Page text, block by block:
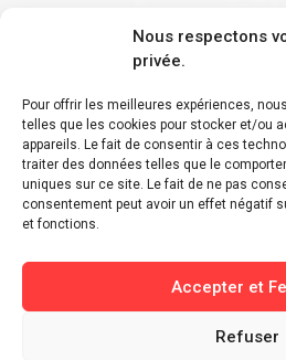
Nous respectons
privée.
Pour offrir les meilleures expériences,
telles que les cookies pour stocker et/ou
appareils. Le fait de consentir à ces
traiter des données telles que le
uniques sur ce site. Le fait de ne pas
consentement peut avoir un effet négatif
et fonctions.
Accepter et
Refuser
S'inscrire à la
Restez informé des
dernières